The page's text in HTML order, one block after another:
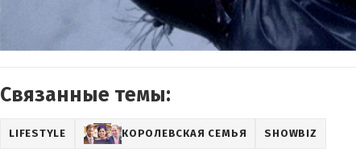
Связанные темы:
LIFESTYLE КОРОЛЕВСКАЯ СЕМЬЯ SHOWBIZ